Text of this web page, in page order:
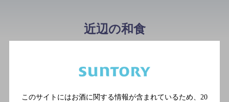
近辺の和食
[焼き鳥]
きの駅／札幌市電山鼻線 す
このサイトにはお酒に関する情報が含まれているため、 20